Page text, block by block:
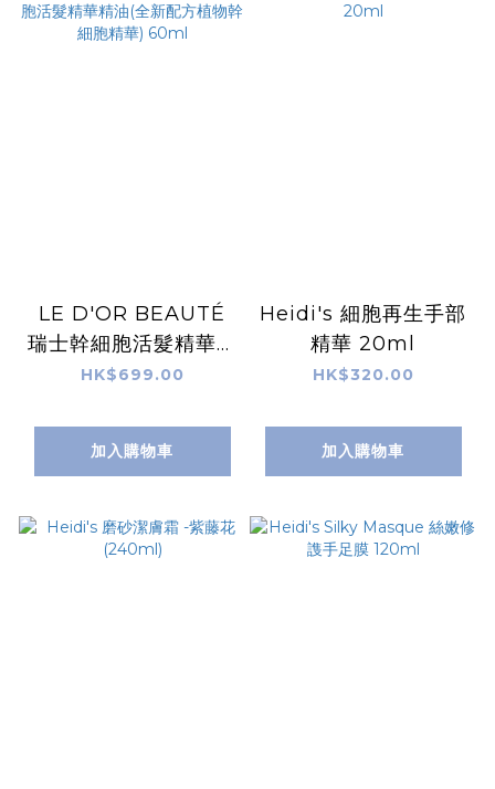
LE D'OR BEAUTÉ
瑞士幹細胞活髮精華精
油(全新配方植物幹細
HK$699.00
加入購物車
Heidi's 細胞再生手部
精華 20ml
HK$320.00
加入購物車